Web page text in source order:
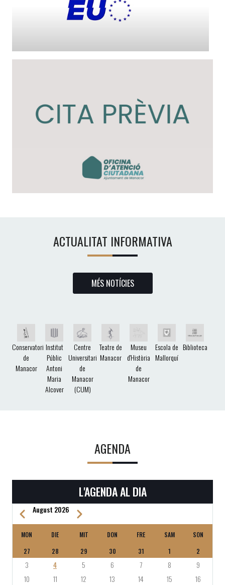
ACTUALITAT INFORMATIVA
MÉS NOTÍCIES
Conservatori
de
Manacor
Institut
Públic
Antoni
Maria
Alcover
Centre
Universitari
de
Manacor
(CUM)
Teatre de
Manacor
Museu
d'Història
de
Manacor
Escola de
Mallorquí
Biblioteca
AGENDA
L'AGENDA AL DIA
SEITENNUMMERIERUNG
ZurückAugust 2026 Weiter
MON DIE MIT DON FRE SAM
SON
27
28 29 30 31 1 2
3 4 5 6 7 8
9
10
11 12 13 14 15
16